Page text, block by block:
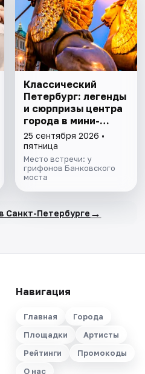
Классический
Петербург: легенды
и сюрпризы центра
города в мини-
группе
25 сентября 2026 •
пятница
Место встречи: у
грифонов Банковского
моста
Санкт-Петербурге →
Навигация
Главная
Города
Площадки
Артисты
Рейтинги
Промокоды
О нас